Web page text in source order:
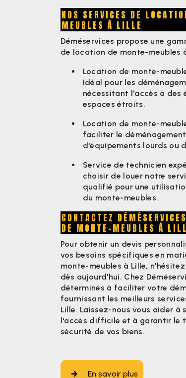
NOS SERVICES DE
MEUBLES À LILLE
Déméservices propose une
de location de monte-meubles
Location de monte-
Idéal pour les
nécessitant l'accès à des
espaces étroits.
Location de monte-
faciliter le
d'équipements lourds ou
Service de technicien
choisir de louer notre
qualifié pour une
du monte-meubles.
CONTACTEZ
DE MONTE-MEUBLES À
Pour obtenir un devis
vos besoins spécifiques en
monte-meubles à Lille,
dès aujourd'hui. Chez
déterminés à faciliter votre
fournissant les meilleurs
Lille. Laissez-nous vous aider à
l'accès difficile et à garantir le
sécurité de vos biens.
En savoir plus